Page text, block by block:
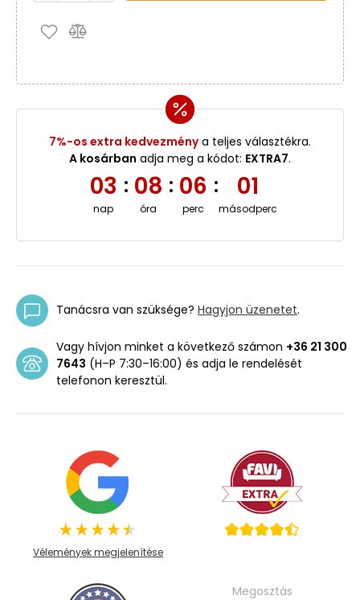
7%-os extra kedvezménya teljes választékra.
A kosárban adja meg a kódot: EXTRA7.
03
nap
: 08
óra
: 06
perc
: 00
másodperc
Tanácsra van szüksége? Hagyjon üzenetet.
Vagy hívjon minket a következő számon +36 21 300
7643 (H–P 7:30–16:00) és adja le rendelését
telefonon keresztül.
Vélemények megjelenítése
Megosztás